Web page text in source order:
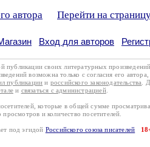
автора Перейти на
Вход для авторов
публикации своих литературных
возможна только с согласия его
публикации и российского законодательства .
и связаться с администрацией.
которые в общей сумме
и количество посетителей.
под эгидой Российского союза писателей